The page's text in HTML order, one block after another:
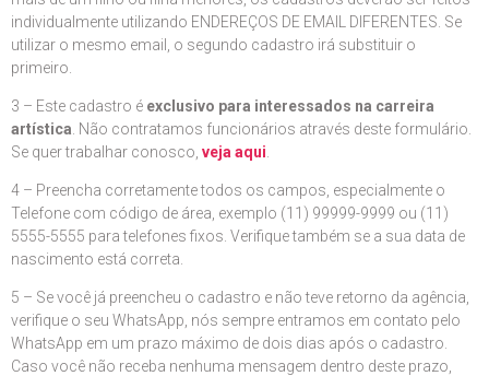
individualmente utilizando ENDEREÇOS DE EMAIL DIFERENTES. Se
utilizar o mesmo email, o segundo cadastro irá substituir o
primeiro.
3 – Este cadastro é exclusivo para interessados na carreira
artística . Não contratamos funcionários através deste formulário.
Se quer trabalhar conosco, veja aqui
4 – Preencha corretamente todos os campos, especialmente o
Telefone com código de área, exemplo (11) 99999-9999 ou (11)
5555-5555 para telefones fixos. Verifique também se a sua data de
nascimento está correta.
5 – Se você já preencheu o cadastro e não teve retorno da agência,
verifique o seu WhatsApp, nós sempre entramos em contato pelo
WhatsApp em um prazo máximo de dois dias após o cadastro.
Caso você não receba nenhuma mensagem dentro deste prazo,